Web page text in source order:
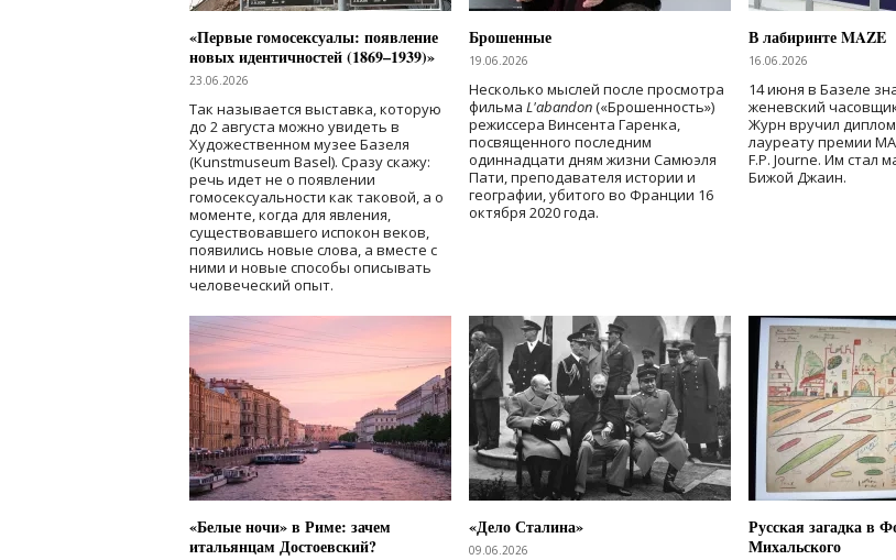
«Первые гомосексуалы: появление
новых идентичностей (1869–1939)»
23.06.2026
Так называется выставка, которую
до 2 августа можно увидеть в
Художественном музее Базеля
(Kunstmuseum Basel). Сразу скажу:
речь идет не о появлении
гомосексуальности как таковой, а о
моменте, когда для явления,
существовавшего испокон веков,
появились новые слова, а вместе с
ними и новые способы описывать
человеческий опыт.
Брошенные
19.06.2026
Несколько мыслей после просмотра
фильма L'abandon(«Брошенность»)
режиссера Винсента Гаренка,
посвященного последним
одиннадцати дням жизни Самюэля
Пати, преподавателя истории и
географии, убитого во Франции 16
октября 2020 года.
В лабиринте MAZE
16.06.2026
14 июня в Базеле
женевский
Журн вручил
лауреату премии
F.P. Journe. Им стал
Бижой Джаин.
«Белые ночи» в Риме: зачем
итальянцам Достоевский?
«Дело Сталина»
09.06.2026
Русская загадка в
Михальского